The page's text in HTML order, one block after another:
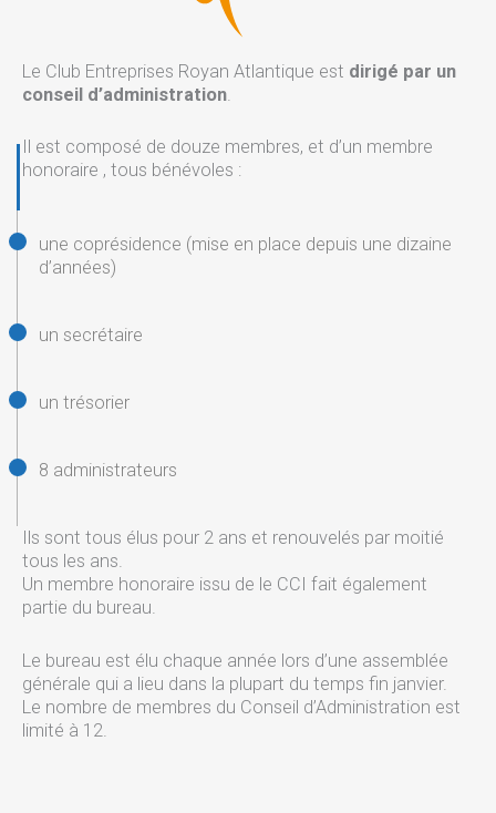
Le Club Entreprises Royan Atlantique est dirigé par un
conseil d’administration
Il est composé de douze membres, et d’un membre
honoraire , tous bénévoles :
une coprésidence (mise en place depuis une dizaine
d’années)
un secrétaire
un trésorier
8 administrateurs
Ils sont tous élus pour 2 ans et renouvelés par moitié
tous les ans.
Un membre honoraire issu de le CCI fait également
partie du bureau.
Le bureau est élu chaque année lors d’une assemblée
générale qui a lieu dans la plupart du temps fin janvier.
Le nombre de membres du Conseil d’Administration est
limité à 12.